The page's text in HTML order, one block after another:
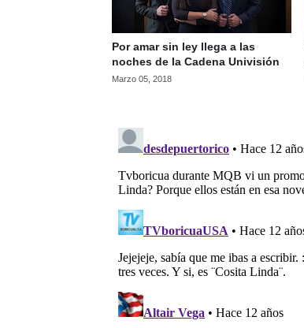
Por amar sin ley llega a las
noches de la Cadena Univisión
Marzo 05, 2018